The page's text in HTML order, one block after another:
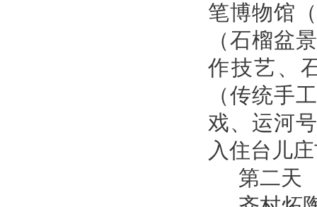
笔博物馆
（石榴盆
作技艺、
（传统手
戏、运河
入住台儿
第二天